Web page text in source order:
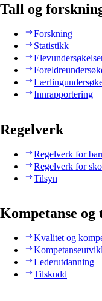
Tall og
Forskning
Statistikk
Innrapportering
Regelverk
Regelverk for
Regelverk for
Tilsyn
Kompetanse og
Kvalitet og
Lederutdanning
Tilskudd